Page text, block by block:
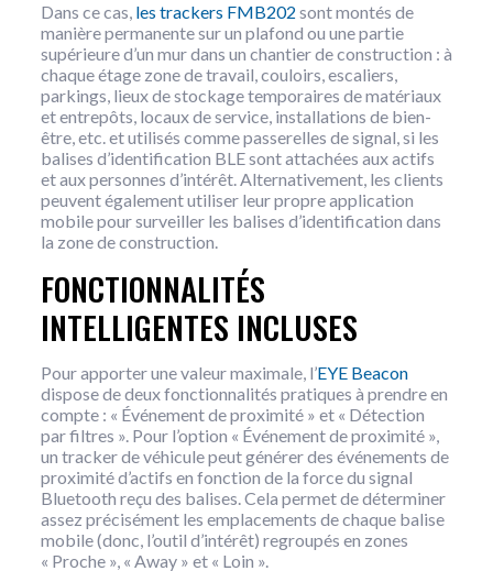
Dans ce cas, les trackers FMB202 sont montés de
manière permanente sur un plafond ou une partie
supérieure d’un mur dans un chantier de construction : à
chaque étage zone de travail, couloirs, escaliers,
parkings, lieux de stockage temporaires de matériaux
et entrepôts, locaux de service, installations de bien-
être, etc. et utilisés comme passerelles de signal, si les
balises d’identification BLE sont attachées aux actifs
et aux personnes d’intérêt. Alternativement, les clients
peuvent également utiliser leur propre application
mobile pour surveiller les balises d’identification dans
la zone de construction.
FONCTIONNALITÉS
INTELLIGENTES INCLUSES
Pour apporter une valeur maximale, l’EYE Beacon
dispose de deux fonctionnalités pratiques à prendre en
compte : « Événement de proximité » et « Détection
par filtres ». Pour l’option « Événement de proximité »,
un tracker de véhicule peut générer des événements de
proximité d’actifs en fonction de la force du signal
Bluetooth reçu des balises. Cela permet de déterminer
assez précisément les emplacements de chaque balise
mobile (donc, l’outil d’intérêt) regroupés en zones
« Proche », « Away » et « Loin ».